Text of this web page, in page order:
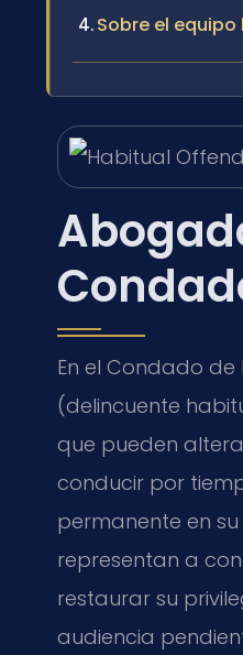
Sobre el equipo
En el Condado de
(delincuente
que pueden
conducir por
permanente en su
representan a
restaurar su
audiencia